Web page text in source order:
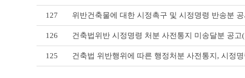
127 위반건축물에 대한 시정촉구 및 시정명령 반송분
126 건축법위반 시정명령 처분 사전통지 미송달분 공고
125 건축법 위반행위에 따른 행정처분 사전통지, 시정